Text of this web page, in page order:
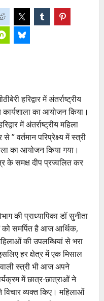
हरिद्वार में अंतर्राष्ट्रीय
का आयोजन किया।
में अंतर्राष्ट्रीय महिला
वर्तमान परिप्रेक्ष्य में स्त्री
का आयोजन किया गया।
के समक्ष दीप प्रज्वलित कर
की प्राध्यापिका डॉ सुनीता
समर्पित है आज आर्थिक,
की उपलब्धियां से भरा
हर क्षेत्र में एक मिसाल
स्त्री भी आज अपने
में छात्र-छात्राओं ने
व्यक्त किए। महिलाओं